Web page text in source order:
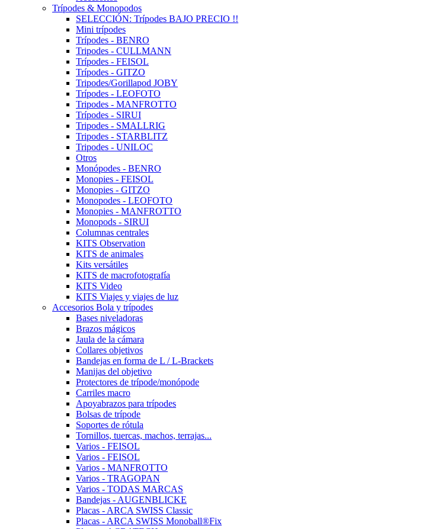
Trípodes & Monopodos
SELECCIÓN: Trípodes BAJO PRECIO !!
Mini trípodes
Trípodes - BENRO
Tripodes - CULLMANN
Trípodes - FEISOL
Trípodes - GITZO
Tripodes/Gorillapod JOBY
Trípodes - LEOFOTO
Tripodes - MANFROTTO
Trípodes - SIRUI
Tripodes - SMALLRIG
Tripodes - STARBLITZ
Tripodes - UNILOC
Otros
Monópodes - BENRO
Monopies - FEISOL
Monopies - GITZO
Monopodes - LEOFOTO
Monopies - MANFROTTO
Monopods - SIRUI
Columnas centrales
KITS Observation
KITS de animales
Kits versátiles
KITS de macrofotografía
KITS Video
KITS Viajes y viajes de luz
Accesorios Bola y trípodes
Bases niveladoras
Brazos mágicos
Jaula de la cámara
Collares objetivos
Bandejas en forma de L / L-Brackets
Manijas del objetivo
Protectores de trípode/monópode
Carriles macro
Apoyabrazos para trípodes
Bolsas de trípode
Soportes de rótula
Tornillos, tuercas, machos, terrajas...
Varios - FEISOL
Varios - FEISOL
Varios - MANFROTTO
Varios - TRAGOPAN
Varios - TODAS MARCAS
Bandejas - AUGENBLICKE
Placas - ARCA SWISS Classic
Placas - ARCA SWISS Monoball®Fix